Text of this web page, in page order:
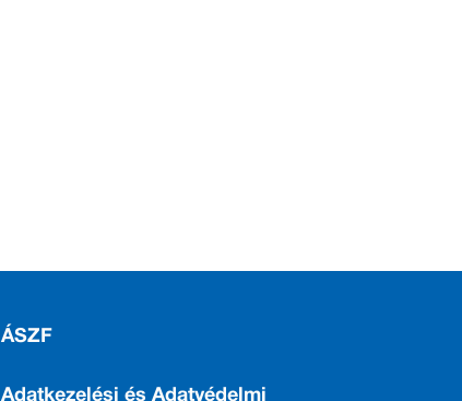
ÁSZF
Adatkezelési és Adatvédelmi